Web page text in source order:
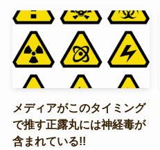
メディアがこのタイミング
で推す正露丸には神経毒が
含まれている!!